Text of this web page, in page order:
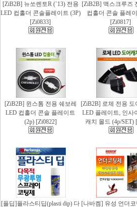
[ZiB2B] 뉴쏘렌토R (`13) 전용
LED 컵홀더 콘솔플레이트 (3P)
[Zi0833]
[ZiB2B] 맥스크루즈
컵홀더 콘솔 플레
[Zi0817]
[ZiB2B] 윈스톰 전용 쉐보레
LED 컵홀더 콘솔 플레이트
(2p) [Zi0822]
[ZiB2B] 로체 전용 도
LED 플레이트, 인사
캐치 몰드 (4p/SET)
[플딥]플라스티딥(plasti dip) 다 [나바켐] 유성 언더